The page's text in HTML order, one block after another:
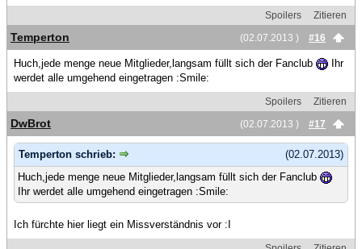
Spoilers
Zitieren
(02.07.2013 )
#16
Temperton
Huch,jede menge neue Mitglieder,langsam füllt sich der Fanclub
Ihr
werdet alle umgehend eingetragen :Smile:
Spoilers
Zitieren
(02.07.2013 )
#17
DwBrot
(02.07.2013)
Temperton schrieb:
Huch,jede menge neue Mitglieder,langsam füllt sich der Fanclub
Ihr werdet alle umgehend eingetragen :Smile:
Ich fürchte hier liegt ein Missverständnis vor :I